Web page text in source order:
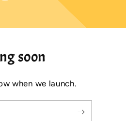
soon
when we launch.